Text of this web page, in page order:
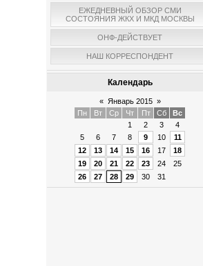
ЕЖЕДНЕВНЫЙ ОБЗОР СМИ
СОСТОЯНИЯ ЖКХ И МКД МОСКВЫ
ОНФ-ДЕЙСТВУЕТ
НАШ КОРРЕСПОНДЕНТ
Календарь
« Январь 2015 »
Пн
Вт Ср Чт Пт Сб
Вс
1
2 3
4
5
6 7 8 9 10
11
12
13 14 15 16 17
18
19
20 21 22 23 24
25
26
27 28 29 30 31